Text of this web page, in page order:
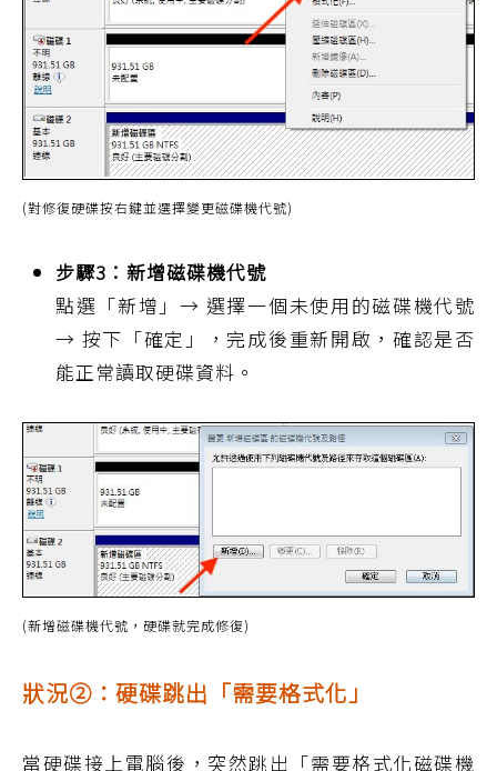
(對修復硬碟按右鍵並選擇變更磁碟機代號)
步驟3：新增磁碟機代號
點選「新增」→ 選擇一個未使用的磁碟機代號
→ 按下「確定」，完成後重新開啟，確認是否
能正常讀取硬碟資料。
(新增磁碟機代號，硬碟就完成修復)
狀況②：硬碟跳出「需要格式化」
當硬碟接上電腦後，突然跳出「需要格式化磁碟機